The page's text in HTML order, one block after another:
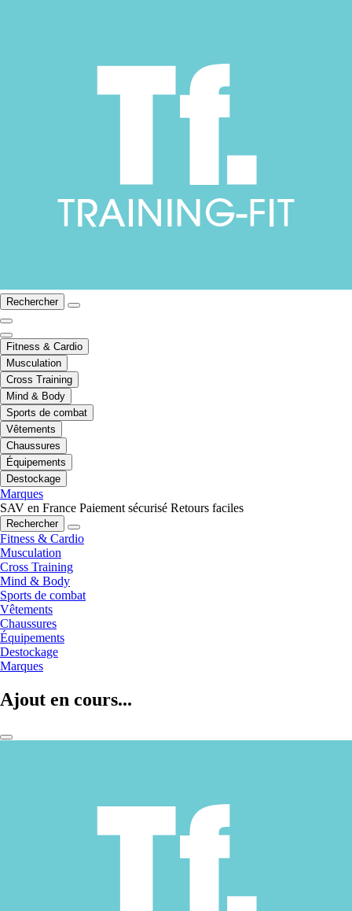
Rechercher
Fitness & Cardio
Musculation
Cross Training
Mind & Body
Sports de combat
Vêtements
Chaussures
Équipements
Destockage
Marques
SAV en France Paiement sécurisé Retours faciles
Rechercher
Fitness & Cardio
Musculation
Cross Training
Mind & Body
Sports de combat
Vêtements
Chaussures
Équipements
Destockage
Marques
Ajout en cours...